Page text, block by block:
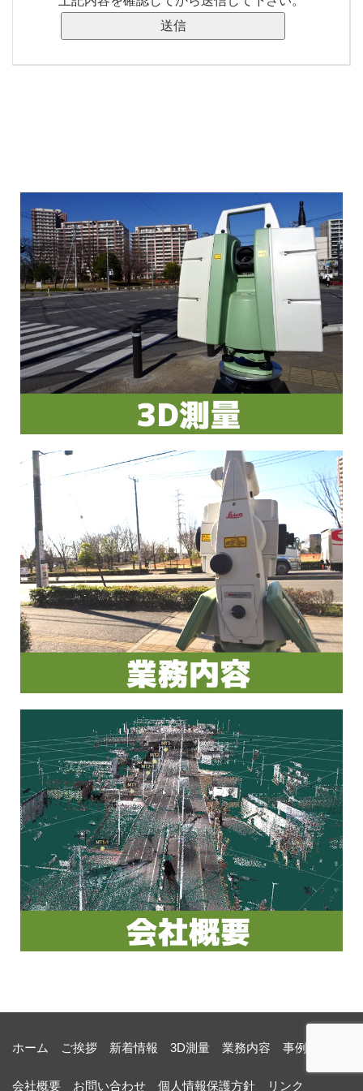
ホーム ご挨拶 新着情報 3D測量 業務内容 事例紹介
会社概要 お問い合わせ 個人情報保護方針 リンク